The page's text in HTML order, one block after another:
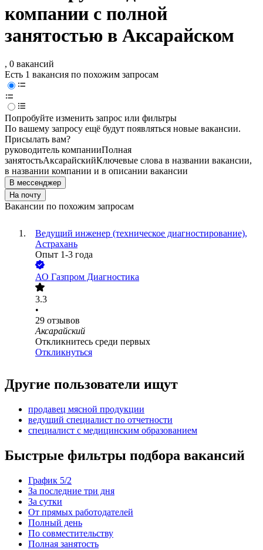
компании с полной
занятостью в Аксарайском
, 0 вакансий
Есть 1 вакансия по похожим запросам
Попробуйте изменить запрос или фильтры
По вашему запросу ещё будут появляться новые вакансии.
Присылать вам?
руководитель компанииПолная
занятостьАксарайскийКлючевые слова в названии вакансии,
в названии компании и в описании вакансии
В мессенджер
На почту
Вакансии по похожим запросам
Ведущий инженер (техническое диагностирование),
Астрахань
Опыт 1-3 года
АО Газпром Диагностика
3.3
•
29 отзывов
Аксарайский
Откликнитесь среди первых
Откликнуться
Другие пользователи ищут
продавец мясной продукции
ведущий специалист по отчетности
специалист с медицинским образованием
Быстрые фильтры подбора вакансий
График 5/2
За последние три дня
За сутки
От прямых работодателей
Полный день
По совместительству
Полная занятость